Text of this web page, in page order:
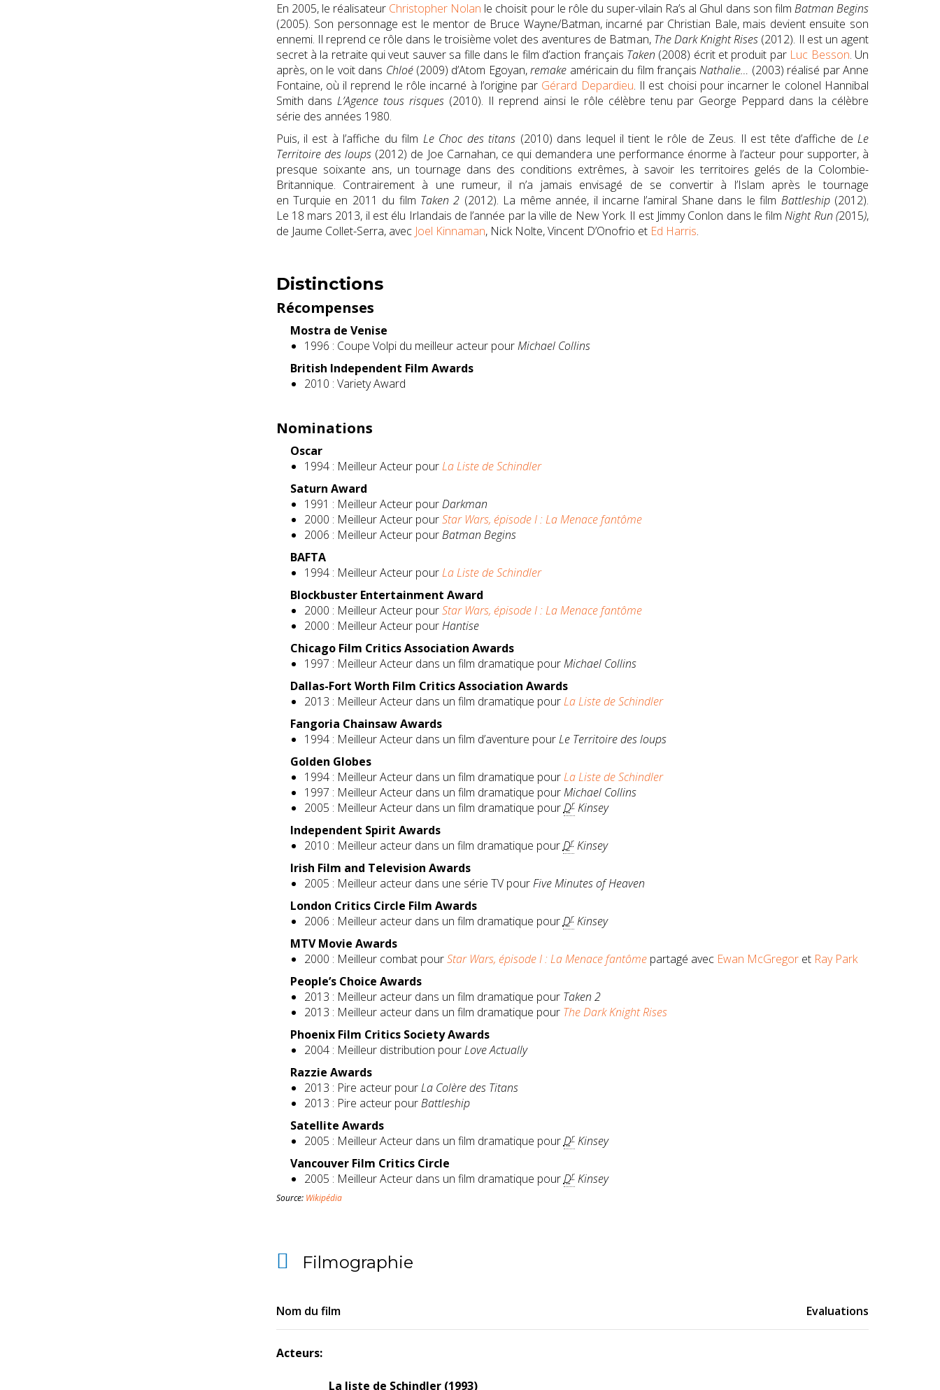
En 2005, le réalisateur Christopher Nolan le choisit pour le rôle du super-vilain Ra’s al Ghul dans son film Batman Begins
(2005). Son personnage est le mentor de Bruce Wayne/Batman, incarné par Christian Bale, mais devient ensuite son
ennemi. Il reprend ce rôle dans le troisième volet des aventures de Batman, The Dark Knight Rises (2012). Il est un agent
secret à la retraite qui veut sauver sa fille dans le film d’action français Taken (2008) écrit et produit par Luc Besson. Un
après, on le voit dans Chloé(2009) d’Atom Egoyan,remake américain du film françaisNathalie… (2003) réalisé par Anne
Fontaine, où il reprend le rôle incarné à l’origine par Gérard Depardieu. Il est choisi pour incarner le colonel Hannibal
Smith dansL’Agence tous risques (2010). Il reprend ainsi le rôle célèbre tenu par George Peppard dans la célèbre
série des années 1980.
Puis, il est à l’affiche du film Le Choc des titans (2010) dans lequel il tient le rôle de Zeus. Il est tête d’affiche deLe
Territoire des loups(2012) de Joe Carnahan, ce qui demandera une performance énorme à l’acteur pour supporter, à
presque soixante ans, un tournage dans des conditions extrêmes, à savoir les territoires gelés de la Colombie-
Britannique. Contrairement à une rumeur, il n’a jamais envisagé de se convertir à l’Islam après le tournage
en Turquie en 2011 du film Taken 2 (2012). La même année, il incarne l’amiral Shane dans le film Battleship (2012).
Le 18 mars 2013, il est élu Irlandais de l’année par la ville de New York. Il est Jimmy Conlon dans le filmNight Run (2015),
de Jaume Collet-Serra, avec Joel Kinnaman, Nick Nolte, Vincent D’Onofrio et Ed Harris.
Distinctions
Récompenses
Mostra de Venise
1996 : Coupe Volpi du meilleur acteur pourMichael Collins
British Independent Film Awards
2010 : Variety Award
Nominations
Oscar
1994 : Meilleur Acteur pourLa Liste de Schindler
Saturn Award
1991 : Meilleur Acteur pourDarkman
2000 : Meilleur Acteur pourStar Wars, épisode I : La Menace fantôme
2006 : Meilleur Acteur pourBatman Begins
BAFTA
1994 : Meilleur Acteur pourLa Liste de Schindler
Blockbuster Entertainment Award
2000 : Meilleur Acteur pourStar Wars, épisode I : La Menace fantôme
2000 : Meilleur Acteur pourHantise
Chicago Film Critics Association Awards
1997 : Meilleur Acteur dans un film dramatique pourMichael Collins
Dallas-Fort Worth Film Critics Association Awards
2013 : Meilleur Acteur dans un film dramatique pourLa Liste de Schindler
Fangoria Chainsaw Awards
1994 : Meilleur Acteur dans un film d’aventure pourLe Territoire des loups
Golden Globes
1994 : Meilleur Acteur dans un film dramatique pourLa Liste de Schindler
1997 : Meilleur Acteur dans un film dramatique pourMichael Collins
2005 : Meilleur Acteur dans un film dramatique pourDrKinsey
Independent Spirit Awards
2010 : Meilleur acteur dans un film dramatique pourDrKinsey
Irish Film and Television Awards
2005 : Meilleur acteur dans une série TV pourFive Minutes of Heaven
London Critics Circle Film Awards
2006 : Meilleur acteur dans un film dramatique pourDrKinsey
MTV Movie Awards
2000 : Meilleur combat pourStar Wars, épisode I : La Menace fantômepartagé avec Ewan McGregoret Ray Park
People’s Choice Awards
2013 : Meilleur acteur dans un film dramatique pour Taken 2
2013 : Meilleur acteur dans un film dramatique pour The Dark Knight Rises
Phoenix Film Critics Society Awards
2004 : Meilleur distribution pourLove Actually
Razzie Awards
2013 : Pire acteur pourLa Colère des Titans
2013 : Pire acteur pourBattleship
Satellite Awards
2005 : Meilleur Acteur dans un film dramatique pourDrKinsey
Vancouver Film Critics Circle
2005 : Meilleur Acteur dans un film dramatique pourDrKinsey
Source: Wikipédia
Filmographie
Nom du film Evaluations
Acteurs:
La liste de Schindler (1993)